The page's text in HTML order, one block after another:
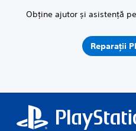
Obține ajutor și asistență
Reparații